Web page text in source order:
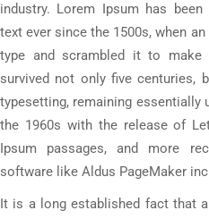
industry. Lorem Ipsum has
text ever since the 1500s, when
type and scrambled it to
survived not only five centuries,
typesetting, remaining essentially
the 1960s with the release of
Ipsum passages, and more
software like Aldus PageMaker
It is a long established fact that